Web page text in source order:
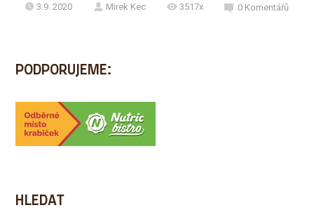
3.9. 2020 Mirek Kec 3517x 0 Komentářů
PODPORUJEME:
HLEDAT